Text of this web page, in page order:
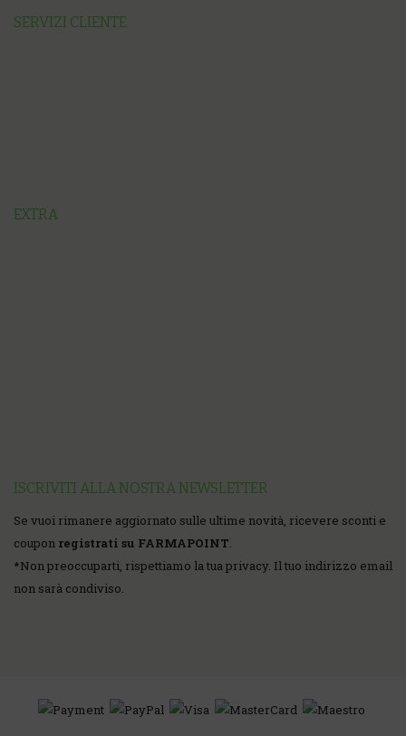
SERVIZI CLIENTE
EXTRA
ISCRIVITI ALLA NOSTRA NEWSLETTER
Se vuoi rimanere aggiornato sulle ultime novità, ricevere sconti e
coupon registrati su FARMAPOINT.
*Non preoccuparti, rispettiamo la tua privacy. Il tuo indirizzo email
non sarà condiviso.